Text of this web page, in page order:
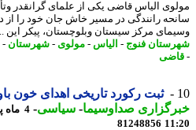
الیاس قاضی یکی از علمای گرانقدر
رانندگی در مسیر خاش جان خود را از
مرکز سیستان وبلوچستان، پیکر این ...
فنوج-الیاس-مولوی-شهرستان-
ثبت رکورد تاریخی اهدای خون
صداوسیما-سیاسی-
81248856